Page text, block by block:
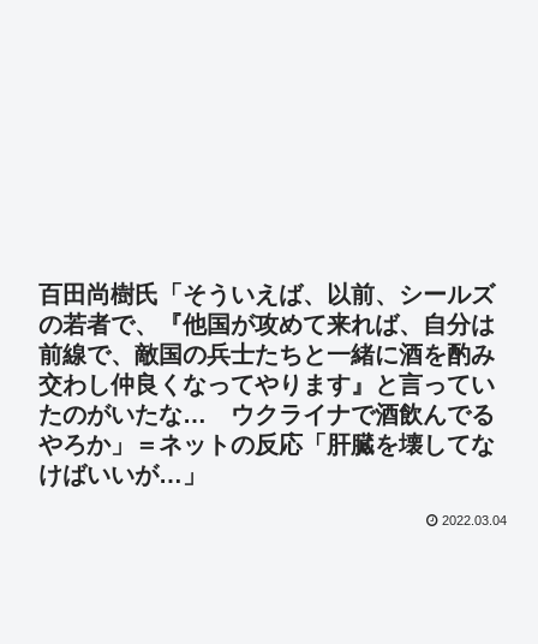
百田尚樹氏「そういえば、以前、シールズ
の若者で、『他国が攻めて来れば、自分は
前線で、敵国の兵士たちと一緒に酒を酌み
交わし仲良くなってやります』と言ってい
たのがいたな… ウクライナで酒飲んでる
やろか」＝ネットの反応「肝臓を壊してな
けばいいが…」
2022.03.04